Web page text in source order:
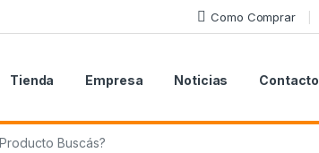
Como Comprar
Tienda Empresa Noticias Contacto